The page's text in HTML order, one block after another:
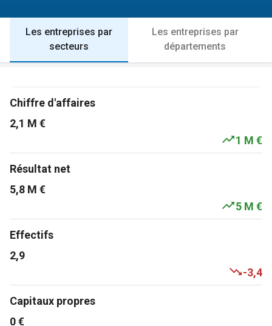
Les entreprises par
secteurs
Les entreprises par
départements
Chiffre d'affaires
2,1 M €
1 M €
Résultat net
5,8 M €
5 M €
Effectifs
2,9
-3,4
Capitaux propres
0 €